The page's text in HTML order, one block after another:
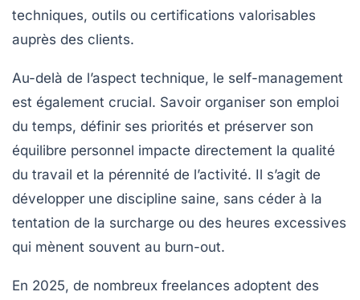
techniques, outils ou certifications valorisables
auprès des clients.
Au-delà de l’aspect technique, le self-management
est également crucial. Savoir organiser son emploi
du temps, définir ses priorités et préserver son
équilibre personnel impacte directement la qualité
du travail et la pérennité de l’activité. Il s’agit de
développer une discipline saine, sans céder à la
tentation de la surcharge ou des heures excessives
qui mènent souvent au burn-out.
En 2025, de nombreux freelances adoptent des